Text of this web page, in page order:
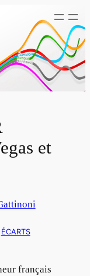
et
ÉCARTS
français